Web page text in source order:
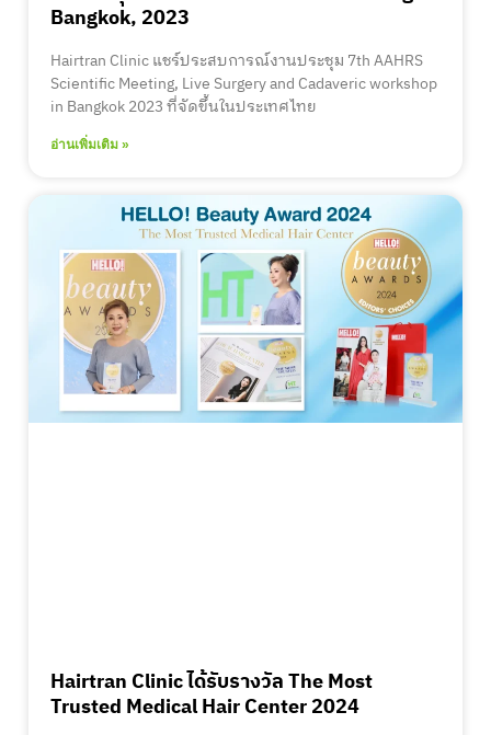
Bangkok, 2023
Hairtran Clinic แชร์ประสบการณ์งานประชุม 7th AAHRS
Scientific Meeting, Live Surgery and Cadaveric workshop
in Bangkok 2023 ที่จัดขึ้นในประเทศไทย
อ่านเพิ่มเติม »
Hairtran Clinic ได้รับรางวัล The Most
Trusted Medical Hair Center 2024